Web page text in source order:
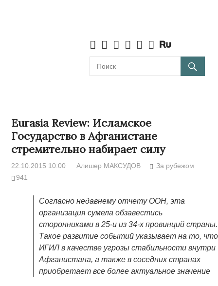
Eurasia Review: Исламское
Государство в Афганистане
стремительно набирает силу
22.10.2015 10:00 Алишер МАКСУДОВ
За рубежом
941
Согласно недавнему отчету ООН, эта
организация сумела обзавестись
сторонниками в 25-и из 34-х провинций страны.
Такое развитие событий указывает на то, что
ИГИЛ в качестве угрозы стабильности внутри
Афганистана, а также в соседних странах
приобретает все более актуальное значение